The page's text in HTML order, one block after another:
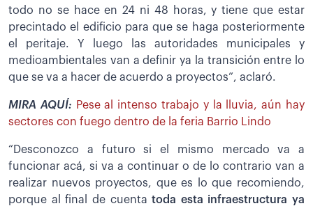
todo no se hace en 24 ni 48 horas, y tiene que estar
precintado el edificio para que se haga posteriormente
el peritaje. Y luego las autoridades municipales y
medioambientales van a definir ya la transición entre lo
que se va a hacer de acuerdo a proyectos”, aclaró.
MIRA AQUÍ: Pese al intenso trabajo y la lluvia, aún hay
sectores con fuego dentro de la feria Barrio Lindo
“Desconozco a futuro si el mismo mercado va a
funcionar acá, si va a continuar o de lo contrario van a
realizar nuevos proyectos, que es lo que recomiendo,
porque al final de cuentatoda esta infraestructura ya